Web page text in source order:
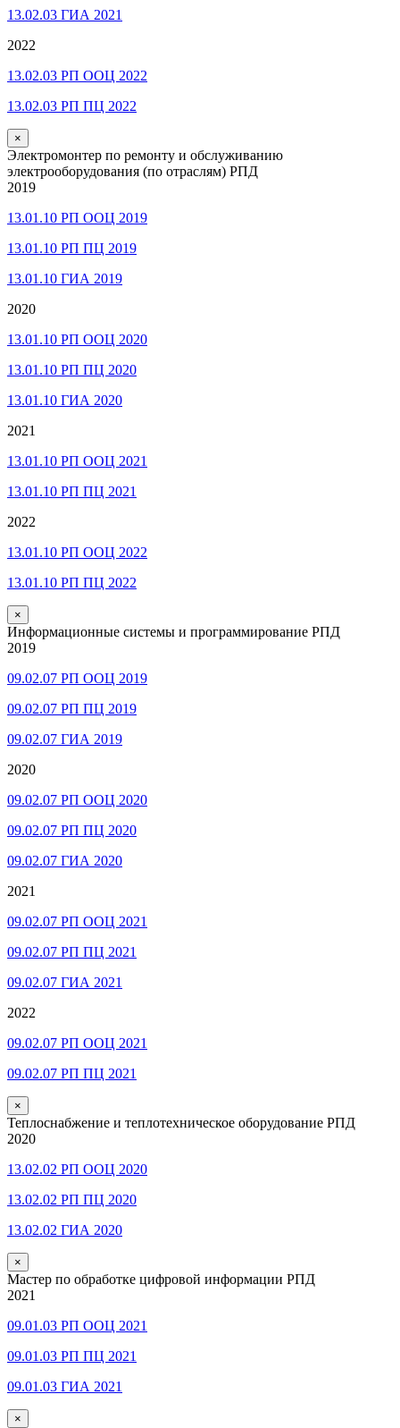
13.02.03 ГИА 2021
2022
13.02.03 РП ООЦ 2022
13.02.03 РП ПЦ 2022
×
Электромонтер по ремонту и обслуживанию
электрооборудования (по отраслям) РПД
2019
13.01.10 РП ООЦ 2019
13.01.10 РП ПЦ 2019
13.01.10 ГИА 2019
2020
13.01.10 РП ООЦ 2020
13.01.10 РП ПЦ 2020
13.01.10 ГИА 2020
2021
13.01.10 РП ООЦ 2021
13.01.10 РП ПЦ 2021
2022
13.01.10 РП ООЦ 2022
13.01.10 РП ПЦ 2022
×
Информационные системы и программирование РПД
2019
09.02.07 РП ООЦ 2019
09.02.07 РП ПЦ 2019
09.02.07 ГИА 2019
2020
09.02.07 РП ООЦ 2020
09.02.07 РП ПЦ 2020
09.02.07 ГИА 2020
2021
09.02.07 РП ООЦ 2021
09.02.07 РП ПЦ 2021
09.02.07 ГИА 2021
2022
09.02.07 РП ООЦ 2021
09.02.07 РП ПЦ 2021
×
Теплоснабжение и теплотехническое оборудование РПД
2020
13.02.02 РП ООЦ 2020
13.02.02 РП ПЦ 2020
13.02.02 ГИА 2020
×
Мастер по обработке цифровой информации РПД
2021
09.01.03 РП ООЦ 2021
09.01.03 РП ПЦ 2021
09.01.03 ГИА 2021
×